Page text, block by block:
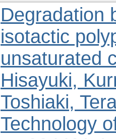
Degradation
isotactic
unsaturated
Hisayuki,
Toshiaki,
Technology